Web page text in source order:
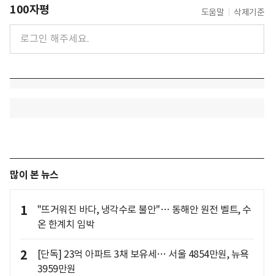
100자평 도움말 삭제기준
많이 본 뉴스
1
"뜨거워진 바다, 냉각수로 불안"… 동해안 원전 벨트, 수
온 한계치 임박
2
[단독] 23억 아파트 3채 보유세… 서울 4854만원, 뉴욕
3959만원